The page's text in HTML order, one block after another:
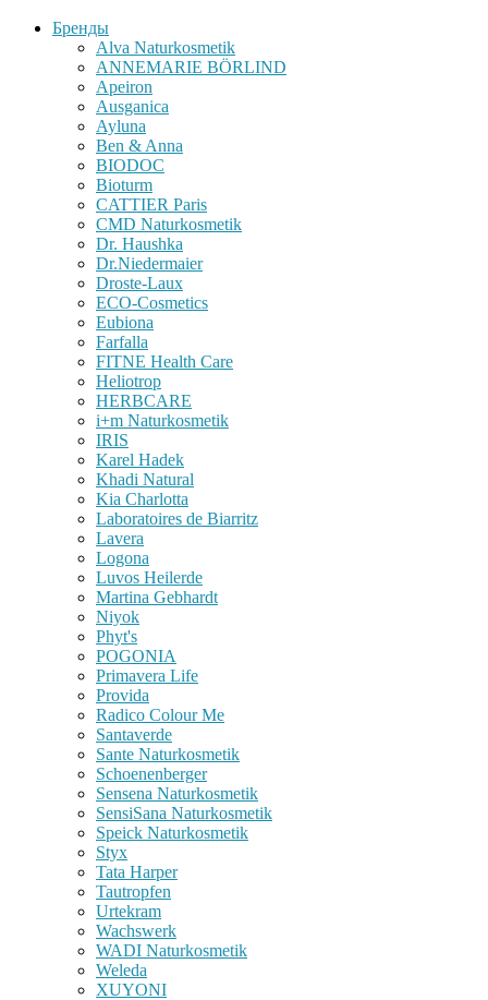
Бренды
Alva Naturkosmetik
ANNEMARIE BÖRLIND
Apeiron
Ausganica
Ayluna
Ben & Anna
BIODOC
Bioturm
CATTIER Paris
CMD Naturkosmetik
Dr. Haushka
Dr.Niedermaier
Droste-Laux
ECO-Cosmetics
Eubiona
Farfalla
FITNE Health Care
Heliotrop
HERBCARE
i+m Naturkosmetik
IRIS
Karel Hadek
Khadi Natural
Kia Charlotta
Laboratoires de Biarritz
Lavera
Logona
Luvos Heilerde
Martina Gebhardt
Niyok
Phyt's
POGONIA
Primavera Life
Provida
Radico Colour Me
Santaverde
Sante Naturkosmetik
Schoenenberger
Sensena Naturkosmetik
SensiSana Naturkosmetik
Speick Naturkosmetik
Styx
Tata Harper
Tautropfen
Urtekram
Wachswerk
WADI Naturkosmetik
Weleda
XUYONI